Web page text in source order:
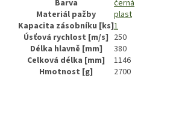
Barva
černá
Materiál pažby
plast
Kapacita zásobníku [ks]1
Úsťová rychlost [m/s] 250
Délka hlavně [mm]
380
Celková délka [mm]
1146
Hmotnost [g]
2700